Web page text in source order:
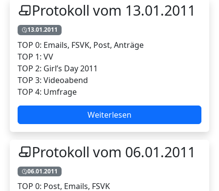
Protokoll vom 13.01.2011
13.01.2011
TOP 0: Emails, FSVK, Post, Anträge
TOP 1: VV
TOP 2: Girl’s Day 2011
TOP 3: Videoabend
TOP 4: Umfrage
Weiterlesen
Protokoll vom 06.01.2011
06.01.2011
TOP 0: Post, Emails, FSVK